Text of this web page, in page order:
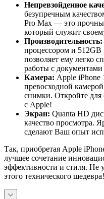
Непревзойденное
безупречным
Pro Max — это
который служит
Производительность:
процессором и
позволяет ему легко
работы с документами
Камера: Apple iPhone
превосходной
снимки. Откройте
с Apple!
Экран: Quanta HD
качество просмотра.
сделают Ваш опыт
Так, приобретая Apple
лучшее сочетание
эффективности и стиля. Не
этого технического